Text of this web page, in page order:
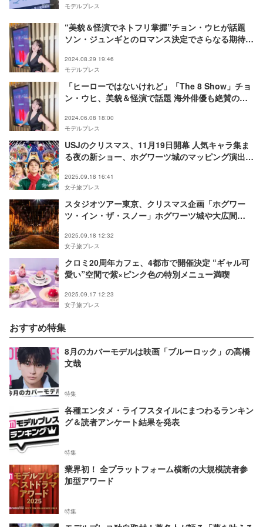
モデルプレス
“美貌＆怪演でネトフリ掌握”チョン・ウヒが話題
ソン・ジュンギとのロマンス決定でさらなる期待
2024.08.29 19:46
モデルプレス
「ヒーローではないけれど」「The 8 Show」チョ
ン・ウヒ、美貌＆怪演で話題 海外俳優も絶賛の実
2024.06.08 18:00
モデルプレス
USJのクリスマス、11月19日開幕 人気キャラ集ま
る夜の新ショー、ホグワーツ城のマッピング演出な
2025.09.18 16:41
女子旅プレス
スタジオツアー東京、クリスマス企画「ホグワー
ツ・イン・ザ・スノー」ホグワーツ城や大広間
2025.09.18 12:32
女子旅プレス
クロミ20周年カフェ、4都市で開催決定 “ギャル可
愛い”空間で紫×ピンク色の特別メニュー満喫
2025.09.17 12:23
女子旅プレス
おすすめ特集
8月のカバーモデルは映画「ブルーロック」の高橋
文哉
特集
各種エンタメ・ライフスタイルにまつわるランキン
グ＆読者アンケート結果を発表
特集
業界初！ 全プラットフォーム横断の大規模読者参
加型アワード
特集